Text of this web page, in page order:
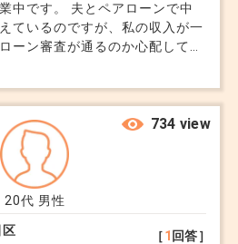
という点
す。
ス
ンが実行されない→ つなぎ
中です。 夫とペアローンで中
ているのですが、私の収入が一
ーン審査が通るのか心配してい
らした方が良いのか、、、 今
件があるので、なんとか進めた
ども検討していますが、条件を
ん。 育休中でも住宅ローン審
、通りやすい銀行などがあれば
しくお願いします。 夫 年
通常） 希望物件4,000万 頭
20代 男性
区
［1 回答］
734 view